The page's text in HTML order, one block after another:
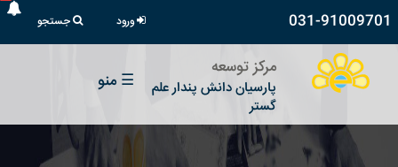
031-91009701 ورود جستجو
مرکز توسعه
پارسیان دانش پندار علم
گستر
☰ منو